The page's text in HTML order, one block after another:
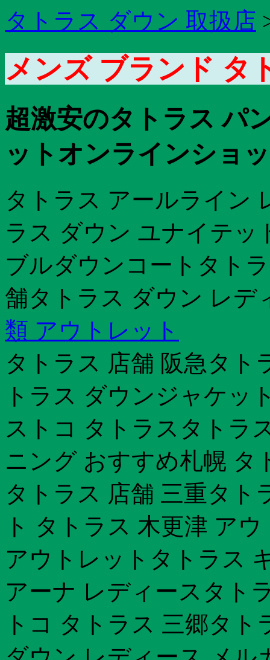
タトラス ダウン 取扱店
メンズ ブランド タ
超激安のタトラス パ
ットオンラインショ
タトラス アールライン
ラス ダウン ユナイテ
ブルダウンコートタト
舗タトラス ダウン レデ
類 アウトレット
タトラス 店舗 阪急タト
トラス ダウンジャケッ
ストコ タトラスタトラ
ニング おすすめ札幌 タ
タトラス 店舗 三重タト
ト タトラス 木更津 ア
アウトレットタトラス
アーナ レディースタト
トコ タトラス 三郷タ